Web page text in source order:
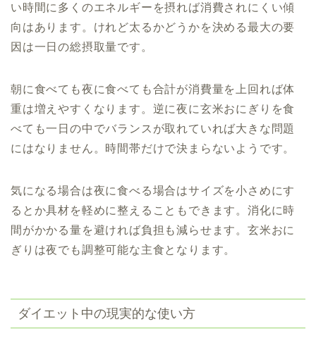
い時間に多くのエネルギーを摂れば消費されにくい傾
向はあります。けれど太るかどうかを決める最大の要
因は一日の総摂取量です。
朝に食べても夜に食べても合計が消費量を上回れば体
重は増えやすくなります。逆に夜に玄米おにぎりを食
べても一日の中でバランスが取れていれば大きな問題
にはなりません。時間帯だけで決まらないようです。
気になる場合は夜に食べる場合はサイズを小さめにす
るとか具材を軽めに整えることもできます。消化に時
間がかかる量を避ければ負担も減らせます。玄米おに
ぎりは夜でも調整可能な主食となります。
ダイエット中の現実的な使い方